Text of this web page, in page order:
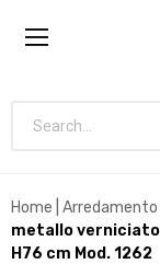
Search...
Home Arredamento
metallo
H76 cm Mod. 1262